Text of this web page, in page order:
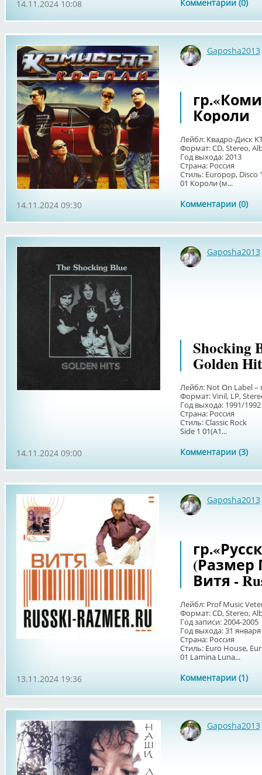
Комментарии (0)
14.11.2024 10:08
Gaposha2013
Короли
Лейбл: Квадро-Диск
Формат: CD, Stereo,
Год выхода: 2013
Страна: Россия
Стиль: Europop,
01 Короли (м...
Комментарии (0)
14.11.2024 09:30
Gaposha2013
Shocking
Golden
Лейбл: Not On Label –
Формат: Vinil, LP,
Год выхода: 1991/1992
Страна: Россия
Стиль: Classic Rock
Side 1 01(А1...
Комментарии (3)
14.11.2024 09:00
Gaposha2013
(Размер
Витя -
Лейбл: Prof Music
Формат: CD, Stereo,
Год записи: 2004-2005
Год выхода: 31 января
Страна: Россия
Стиль: Euro House,
01 Lamina Luna...
Комментарии (1)
13.11.2024 19:36
Gaposha2013